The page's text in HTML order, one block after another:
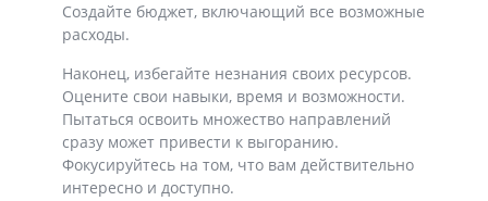
Создайте бюджет, включающий все возможные
расходы.
Наконец, избегайте незнания своих ресурсов.
Оцените свои навыки, время и возможности.
Пытаться освоить множество направлений
сразу может привести к выгоранию.
Фокусируйтесь на том, что вам действительно
интересно и доступно.